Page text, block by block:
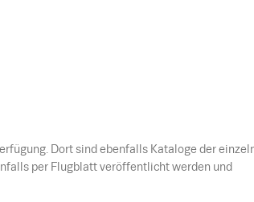
Dort sind ebenfalls Kataloge der
per Flugblatt veröffentlicht werden und